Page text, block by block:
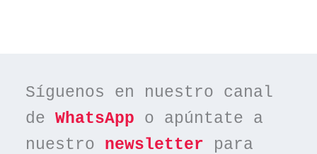
Síguenos en nuestro canal
de WhatsApp o apúntate a
nuestro newsletter para